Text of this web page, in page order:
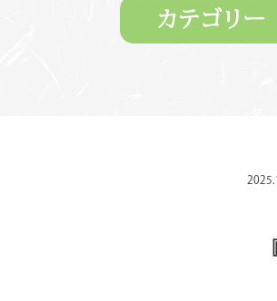
カテゴリー